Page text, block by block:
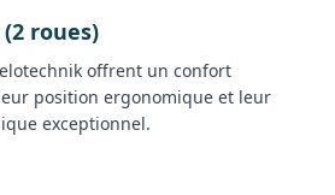
(2 roues)
offrent un confort
position ergonomique et leur
exceptionnel.